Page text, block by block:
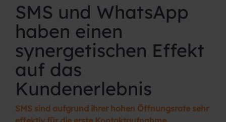
SMS und WhatsApp
haben einen
synergetischen Effekt
auf das
Kundenerlebnis
SMS sind aufgrund ihrer hohen Öffnungsrate sehr